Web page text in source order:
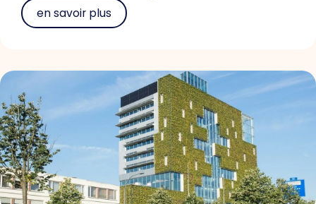
en savoir plus